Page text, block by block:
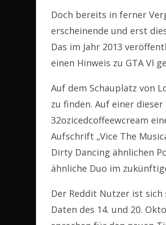
Doch bereits in ferner
erscheinende und erst
Das im Jahr 2013
einen Hinweis zu GTA VI
Auf dem Schauplatz von
zu finden. Auf einer
32ozicedcoffeewcream
Aufschrift „Vice The
Dirty Dancing ähnlichen
ähnliche Duo im
Der Reddit Nutzer ist sich
Daten des 14. und 20.